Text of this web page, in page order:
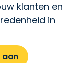
klanten en
in
aan